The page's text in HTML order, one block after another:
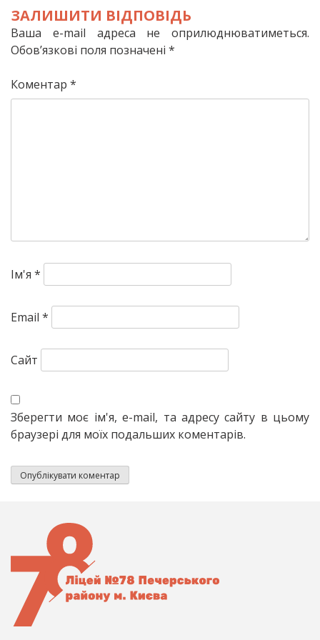
ЗАЛИШИТИ ВІДПОВІДЬ
Ваша e-mail адреса не оприлюднюватиметься.
Обов’язкові поля позначені *
Коментар *
Ім'я *
Email *
Сайт
Зберегти моє ім'я, e-mail, та адресу сайту в цьому
браузері для моїх подальших коментарів.